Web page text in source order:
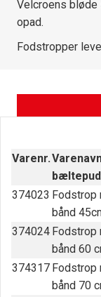
Velcroens
opad.
Fodstropper
Varenr.
374023
bånd
374024
bånd 60
374317 Fodstrop
bånd 70